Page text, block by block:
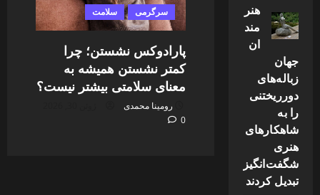
سرگرمی سلامت
پارادوکس نشستن؛ چرا
کمتر نشستن همیشه به
معنای سلامتی بیشتر نیست؟
رومینا محمدی
0
هنر
مند
ان
جهان
زباله‌های
دورریختنی
را به
شاهکارهای
هنری
شگفت‌انگیز
تبدیل کردند